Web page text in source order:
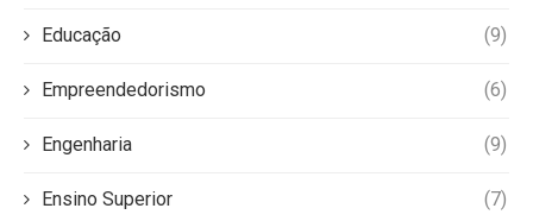
Educação (9)
Empreendedorismo (6)
Engenharia (9)
Ensino Superior (7)